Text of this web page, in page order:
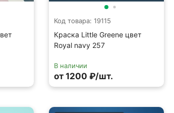
Код товара: 19115
Краска Little Greene цвет
Royal navy 257
В наличии
от 1200 ₽/шт.